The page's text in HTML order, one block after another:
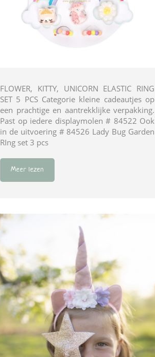
FLOWER, KITTY, UNICORN ELASTIC RING
SET 5 PCS Categorie kleine cadeautjes op
een prachtige en aantrekklijke verpakking.
Past op iedere displaymolen # 84522 Ook
in de uitvoering # 84526 Lady Bug Garden
RIng set 3 pcs
Meer lezen